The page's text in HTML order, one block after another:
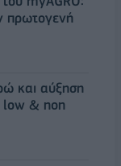
πρωτογενή
και αύξηση
low & non